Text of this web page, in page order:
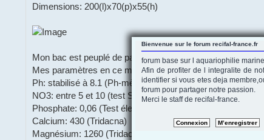
Bienvenue sur le forum recifal-france.fr
forum base sur l aquariophilie
Afin de profiter de l integralite de
identifier si vous etes deja
forum pour partager notre passion.
Merci le staff de recifal-france.
Dimensions: 200(l)x70(p)x55(h)
Mon bac est peuplé de pas mal de coraux durs, un peu
Mes paramètres en ce moment:
Ph: stabilisé à 8.1 (Ph-mètre électronique)
NO3: entre 5 et 10 (test Salifert)
Phosphate: 0,06 (Test électronique Hanna)
Calcium: 430 (Tridacna)
Magnésium: 1260 (Tridacna)